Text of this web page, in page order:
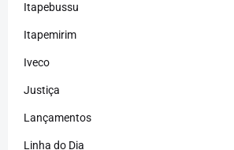
Itapebussu
Itapemirim
Iveco
Justiça
Lançamentos
Linha do Dia